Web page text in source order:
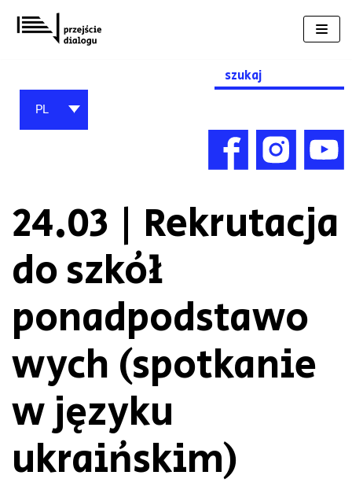
Przejdź
do
Search
for:
PL
24.03 | Rekrutacja
do szkół
ponadpodstawo
wych (spotkanie
w języku
ukraińskim)